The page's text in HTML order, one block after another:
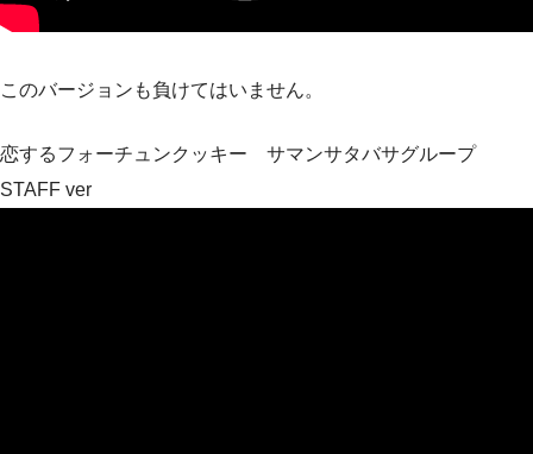
このバージョンも負けてはいません。
恋するフォーチュンクッキー サマンサタバサグループ
STAFF ver